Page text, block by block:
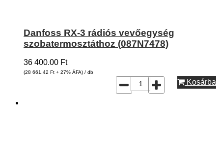
Danfoss RX-3 rádiós vevőegység
szobatermosztáthoz (087N7478)
36 400.00 Ft
(28 661.42 Ft + 27% ÁFA) / db
Kosárba